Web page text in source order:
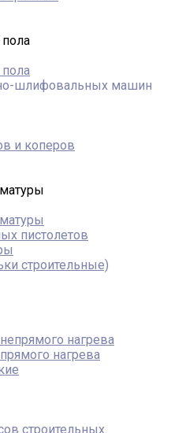
шлифовальных машин
и коперов
пистолетов
строительные)
нагрева
нагрева
строительных